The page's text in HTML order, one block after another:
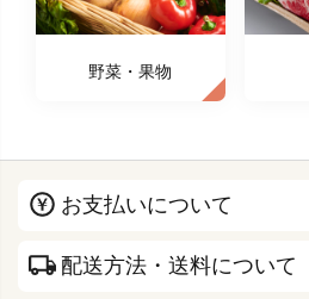
野菜・果物
お支払いについて
配送方法・送料について